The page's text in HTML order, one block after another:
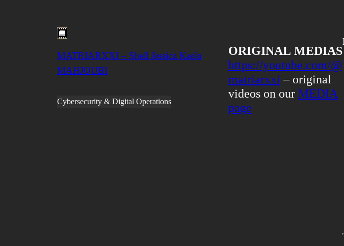
MATRIARXXI – Shell Jessica Kaela
MAHJOUBI
Cybersecurity & Digital Operations
ORIGINAL MEDIAS
https://youtube.com/@
matriarxxi – original
videos on our MEDIA
page